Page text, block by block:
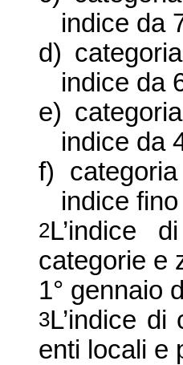
indice da
d)
indice da
e)
indice da
f)
indice
2L’indice
categorie e
1° gennaio
3L’indice
enti locali e